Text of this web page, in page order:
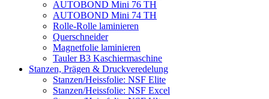
AUTOBOND Mini 76 TH
AUTOBOND Mini 74 TH
Rolle-Rolle laminieren
Querschneider
Magnetfolie laminieren
Tauler B3 Kaschiermaschine
Stanzen, Prägen & Druckveredelung
Stanzen/Heissfolie: NSF Elite
Stanzen/Heissfolie: NSF Excel